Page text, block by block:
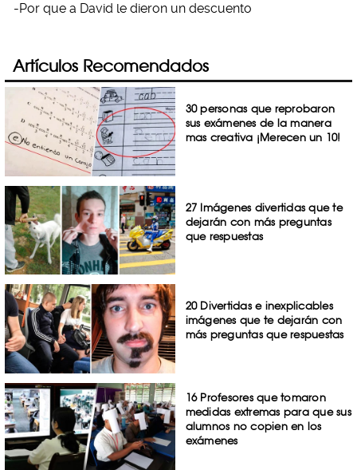
-Por que a David le dieron un descuento
Artículos Recomendados
30 personas que reprobaron
sus exámenes de la manera
mas creativa ¡Merecen un 10!
27 Imágenes divertidas que te
dejarán con más preguntas
que respuestas
20 Divertidas e inexplicables
imágenes que te dejarán con
más preguntas que respuestas
16 Profesores que tomaron
medidas extremas para que sus
alumnos no copien en los
exámenes